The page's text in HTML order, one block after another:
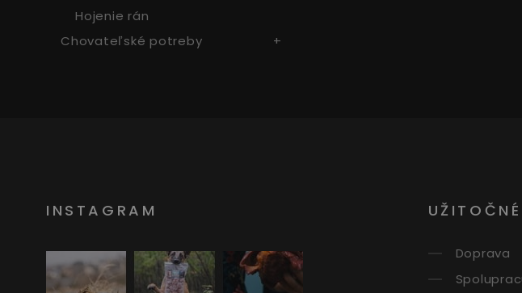
Hojenie rán
Chovateľské potreby
INSTAGRAM
Doprava